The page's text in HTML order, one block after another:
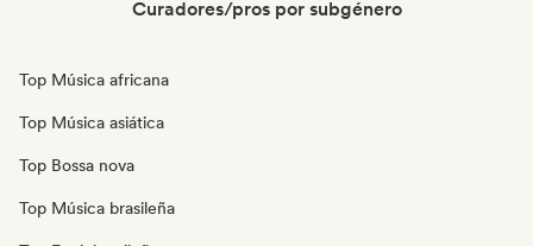
Curadores/pros por subgénero
Top Música africana
Top Música asiática
Top Bossa nova
Top Música brasileña